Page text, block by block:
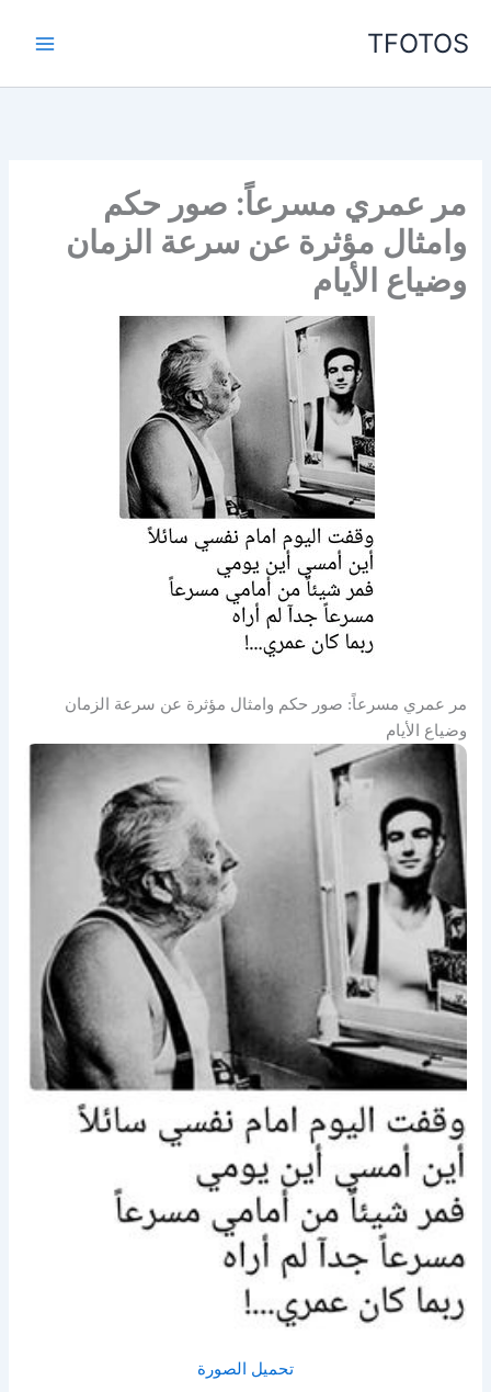
TFOTOS
مر عمري مسرعاً: صور حكم
وامثال مؤثرة عن سرعة الزمان
وضياع الأيام
مر عمري مسرعاً: صور حكم وامثال مؤثرة عن سرعة الزمان
وضياع الأيام
تحميل الصورة